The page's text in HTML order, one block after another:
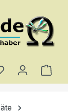
Du hast 0